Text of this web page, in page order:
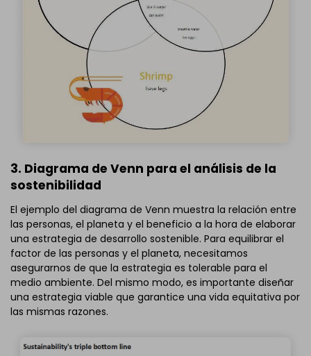
3. Diagrama de Venn para el análisis de la
sostenibilidad
El ejemplo del diagrama de Venn muestra la relación entre
las personas, el planeta y el beneficio a la hora de elaborar
una estrategia de desarrollo sostenible. Para equilibrar el
factor de las personas y el planeta, necesitamos
asegurarnos de que la estrategia es tolerable para el
medio ambiente. Del mismo modo, es importante diseñar
una estrategia viable que garantice una vida equitativa por
las mismas razones.